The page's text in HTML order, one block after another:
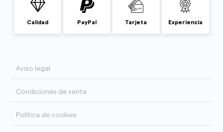
Calidad PayPal Tarjeta Experiencia
Aviso legal
Condiciones de venta
Política de cookies